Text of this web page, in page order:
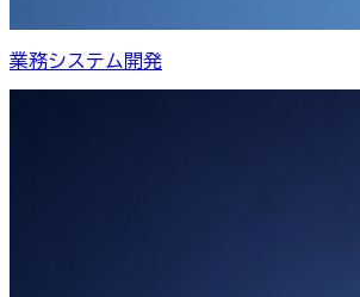
業務システム開発